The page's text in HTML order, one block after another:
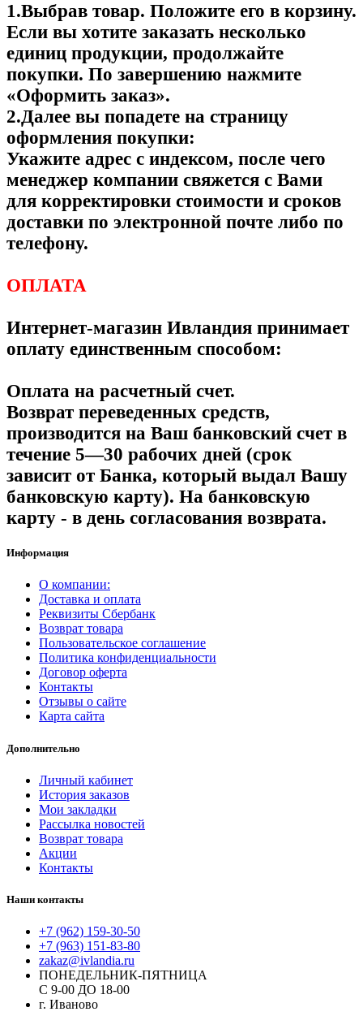
1.Выбрав товар. Положите его в корзину.
Если вы хотите заказать несколько
единиц продукции, продолжайте
покупки. По завершению нажмите
«Оформить заказ».
2.Далее вы попадете на страницу
оформления покупки:
Укажите адрес с индексом, после чего
менеджер компании свяжется с Вами
для корректировки стоимости и сроков
доставки по электронной почте либо по
телефону.
ОПЛАТА
Интернет-магазин Ивландия принимает
оплату единственным способом:
Оплата на расчетный счет.
Возврат переведенных средств,
производится на Ваш банковский счет в
течение 5—30 рабочих дней (срок
зависит от Банка, который выдал Вашу
банковскую карту). На банковскую
карту - в день согласования возврата.
Информация
О компании:
Доставка и оплата
Реквизиты Сбербанк
Возврат товара
Пользовательское соглашение
Политика конфиденциальности
Договор оферта
Контакты
Отзывы о сайте
Карта сайта
Дополнительно
Личный кабинет
История заказов
Мои закладки
Рассылка новостей
Возврат товара
Акции
Контакты
Наши контакты
+7 (962) 159-30-50
+7 (963) 151-83-80
zakaz@ivlandia.ru
ПОНЕДЕЛЬНИК-ПЯТНИЦА
С 9-00 ДО 18-00
г. Иваново